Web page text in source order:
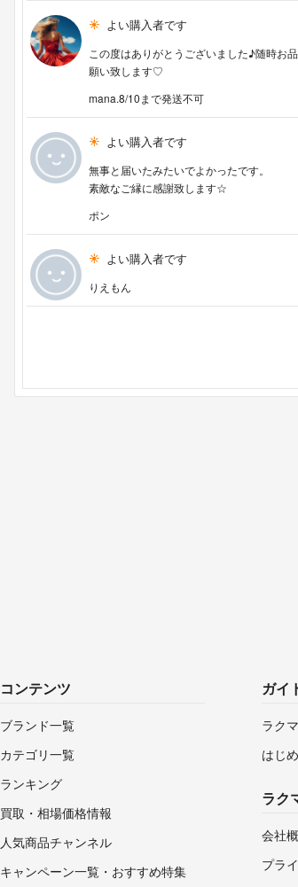
よい購入者です
この度はありがとうございました♪随時お
願い致します♡
mana.8/10まで発送不可
よい購入者です
無事と届いたみたいでよかったです。
素敵なご縁に感謝致します☆
ポン
よい購入者です
りえもん
コンテンツ
ブランド一覧
カテゴリ一覧
ランキング
買取・相場価格情報
人気商品チャンネル
キャンペーン一覧・おすすめ特集
ガイ
ラク
はじ
ラク
会社
プラ